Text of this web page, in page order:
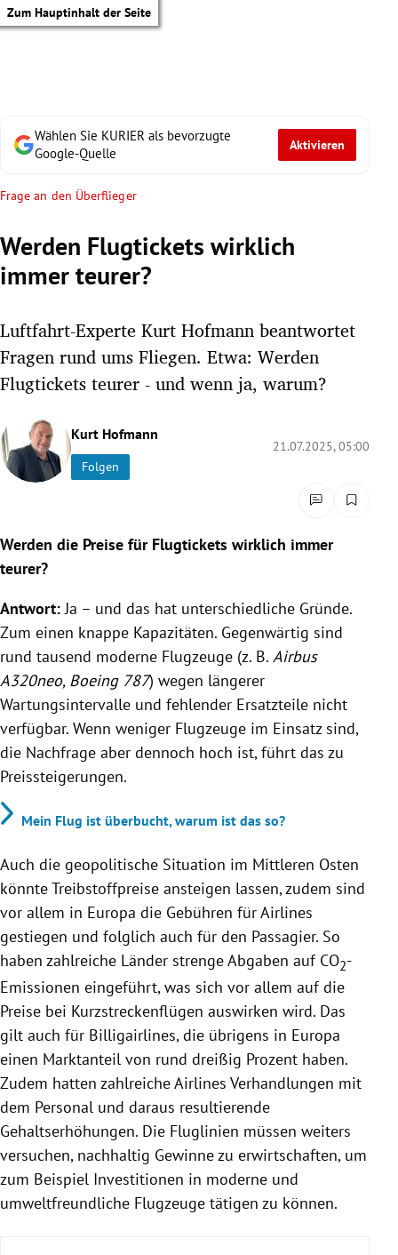
Zum Hauptinhalt der Seite
Untermenü
Untermenü
Untermenü
Untermenü
Untermenü
Untermenü
Untermenü
Untermenü
Wählen Sie KURIER als bevorzugte
Google-Quelle
Aktivieren
Frage an den Überflieger
Werden Flugtickets wirklich
immer teurer?
Luftfahrt-Experte Kurt Hofmann beantwortet
Fragen rund ums Fliegen. Etwa: Werden
Flugtickets teurer - und wenn ja, warum?
Kurt Hofmann
Folgen
21.07.2025, 05:00
Werden die Preise für Flugtickets wirklich immer
teurer?
Antwort: Ja – und das hat unterschiedliche Gründe.
Zum einen knappe Kapazitäten. Gegenwärtig sind
rund tausend moderne Flugzeuge (z. B. Airbus
A320neo, Boeing 787) wegen längerer
Wartungsintervalle und fehlender Ersatzteile nicht
verfügbar. Wenn weniger Flugzeuge im Einsatz sind,
die Nachfrage aber dennoch hoch ist, führt das zu
Preissteigerungen.
Mein Flug ist überbucht, warum ist das so?
Auch die geopolitische Situation im Mittleren Osten
könnte Treibstoffpreise ansteigen lassen, zudem sind
vor allem in Europa die Gebühren für Airlines
gestiegen und folglich auch für den Passagier. So
haben zahlreiche Länder strenge Abgaben auf CO2-
Emissionen eingeführt, was sich vor allem auf die
Preise bei Kurzstreckenflügen auswirken wird. Das
gilt auch für Billigairlines, die übrigens in Europa
einen Marktanteil von rund dreißig Prozent haben.
Zudem hatten zahlreiche Airlines Verhandlungen mit
dem Personal und daraus resultierende
Gehaltserhöhungen. Die Fluglinien müssen weiters
versuchen, nachhaltig Gewinne zu erwirtschaften, um
zum Beispiel Investitionen in moderne und
umweltfreundliche Flugzeuge tätigen zu können.